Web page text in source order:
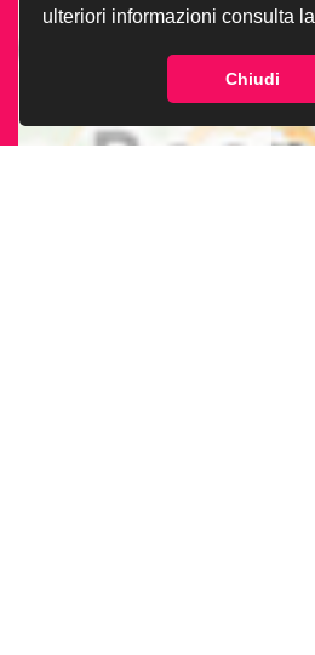
ulteriori informazioni consulta la
Chiudi